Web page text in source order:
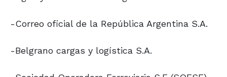
-Correo oficial de la República Argentina S.A.
-Belgrano cargas y logística S.A.